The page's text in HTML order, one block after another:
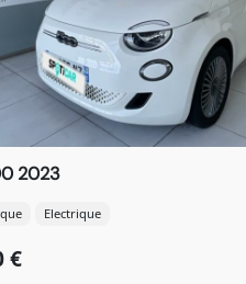
2023
Electrique
€